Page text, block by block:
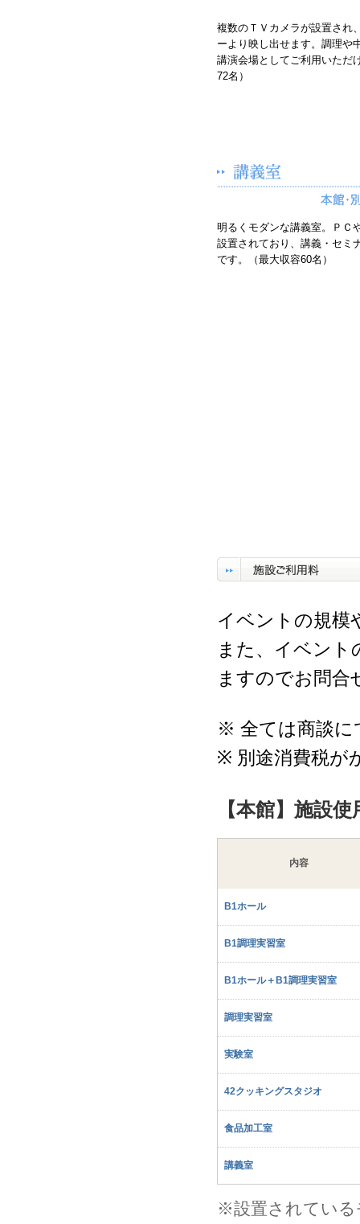
複数のＴＶカメラが設置され
ーより映し出せます。調理や
講演会場としてご利用いただ
72名）
明るくモダンな講義室。ＰＣ
設置されており、講義・セミ
です。（最大収容60名）
イベントの規模
また、イベント
ますのでお問合
※ 全ては商談に
※ 別途消費税が
【本館】施設
内容
B1ホール
B1調理実習室
B1ホール＋B1調理実習室
調理実習室
実験室
42クッキングスタジオ
食品加工室
講義室
※設置されている